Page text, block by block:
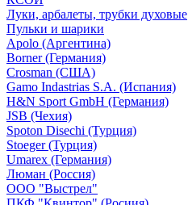
Луки, арбалеты, трубки духовые
Пульки и шарики
Apolo (Аргентина)
Borner (Германия)
Crosman (США)
Gamo Indastrias S.A. (Испания)
H&N Sport GmbH (Германия)
JSB (Чехия)
Spoton Disechi (Турция)
Stoeger (Турция)
Umarex (Германия)
Люман (Россия)
ООО "Выстрел"